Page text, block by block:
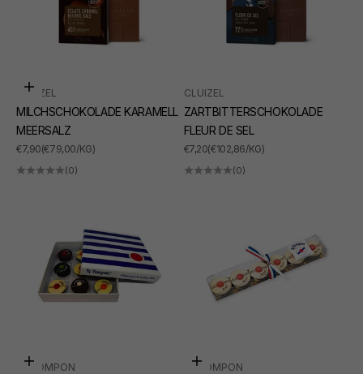
In den Warenkorb
CLUIZEL
MILCHSCHOKOLADE KARAMELL
MEERSALZ
ANGEBOT
€7,90(€79,00/KG)
(0)
CLUIZEL
ZARTBITTERSCHOKOLADE
FLEUR DE SEL
ANGEBOT
€7,20(€102,86/KG)
(0)
In den Warenkorb
LE POMPON In den Warenkorb
LE POMPON